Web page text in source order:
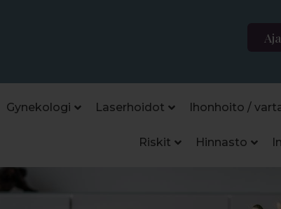
Gynekologi Laserhoidot Ihonhoito /
Riskit Hinnasto